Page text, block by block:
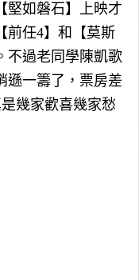
堅如磐石】上映才
前任4】和【莫斯
不過老同學陳凱歌
遜一籌了，票房差
幾家歡喜幾家愁